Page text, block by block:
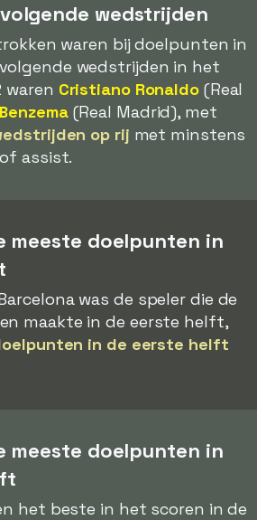
wedstrijden
waren bij doelpunten in
wedstrijden in het
waren Cristiano Ronaldo(Real
(Real Madrid), met
op rij met minstens
assist.
meeste doelpunten in
was de speler die de
maakte in de eerste helft,
in de eerste helft
meeste doelpunten in
het beste in het scoren in de